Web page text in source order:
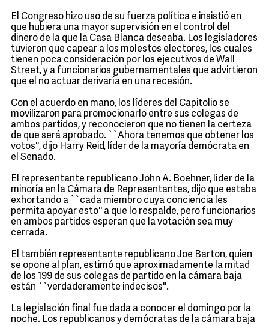
El Congreso hizo uso de su fuerza política e insistió en
que hubiera una mayor supervisión en el control del
dinero de la que la Casa Blanca deseaba. Los legisladores
tuvieron que capear a los molestos electores, los cuales
tienen poca consideración por los ejecutivos de Wall
Street, y a funcionarios gubernamentales que advirtieron
que el no actuar derivaría en una recesión.
Con el acuerdo en mano, los líderes del Capitolio se
movilizaron para promocionarlo entre sus colegas de
ambos partidos, y reconocieron que no tienen la certeza
de que será aprobado. ``Ahora tenemos que obtener los
votos'', dijo Harry Reid, líder de la mayoría demócrata en
el Senado.
El representante republicano John A. Boehner, líder de la
minoría en la Cámara de Representantes, dijo que estaba
exhortando a ``cada miembro cuya conciencia les
permita apoyar esto'' a que lo respalde, pero funcionarios
en ambos partidos esperan que la votación sea muy
cerrada.
El también representante republicano Joe Barton, quien
se opone al plan, estimó que aproximadamente la mitad
de los 199 de sus colegas de partido en la cámara baja
están ``verdaderamente indecisos''.
La legislación final fue dada a conocer el domingo por la
noche. Los republicanos y demócratas de la cámara baja